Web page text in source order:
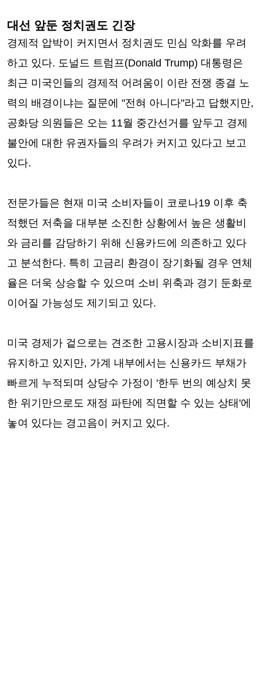
대선 앞둔 정치권도 긴장
경제적 압박이 커지면서 정치권도 민심 악화를 우려
하고 있다. 도널드 트럼프(Donald Trump) 대통령은
최근 미국인들의 경제적 어려움이 이란 전쟁 종결 노
력의 배경이냐는 질문에 "전혀 아니다"라고 답했지만,
공화당 의원들은 오는 11월 중간선거를 앞두고 경제
불안에 대한 유권자들의 우려가 커지고 있다고 보고
있다.
전문가들은 현재 미국 소비자들이 코로나19 이후 축
적했던 저축을 대부분 소진한 상황에서 높은 생활비
와 금리를 감당하기 위해 신용카드에 의존하고 있다
고 분석한다. 특히 고금리 환경이 장기화될 경우 연체
율은 더욱 상승할 수 있으며 소비 위축과 경기 둔화로
이어질 가능성도 제기되고 있다.
미국 경제가 겉으로는 견조한 고용시장과 소비지표를
유지하고 있지만, 가계 내부에서는 신용카드 부채가
빠르게 누적되며 상당수 가정이 '한두 번의 예상치 못
한 위기만으로도 재정 파탄에 직면할 수 있는 상태'에
놓여 있다는 경고음이 커지고 있다.